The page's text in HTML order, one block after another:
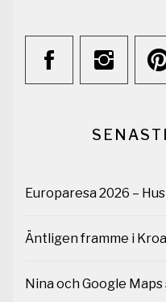
Europaresa 2026 –
Äntligen framme i
Nina och Google